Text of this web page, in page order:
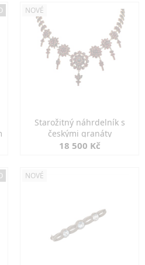
NOVÉ
Starožitný náhrdelník s
českými granáty
18 500 Kč
NOVÉ